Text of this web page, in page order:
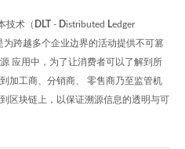
技术（ DLT - Distributed Ledger
跨越多个企业边界的活动提供不可篡
应用中，为了让消费者可以了解到所
加工商、分销商、 零售商乃至监管机
区块链上，以保证溯源信息的透明与可